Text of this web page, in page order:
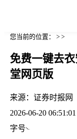
您当前的位置： > >
免费一键去
堂网页版
来源： 证券时报网
2026-06-20 06:51:01
字号